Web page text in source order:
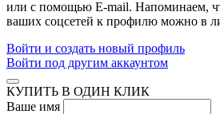
или с помощью E-mail. Напоминаем,
Войти и создать новый профиль
Войти под другим аккаунтом
КУПИТЬ В ОДИН КЛИК
Ваше имя